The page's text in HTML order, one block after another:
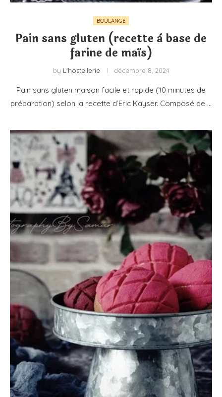
BOULANGE
Pain sans gluten (recette à base de
farine de maïs)
by L'hostellerie décembre 8, 2024
Pain sans gluten maison facile et rapide (10 minutes de
préparation) selon la recette d’Eric Kayser. Composé de …